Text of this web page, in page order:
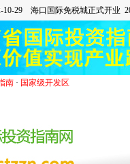
南· 国家级开发区